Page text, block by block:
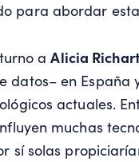
para abordar
aAlicia Richart
datos– en España
actuales.
muchas
sí solas